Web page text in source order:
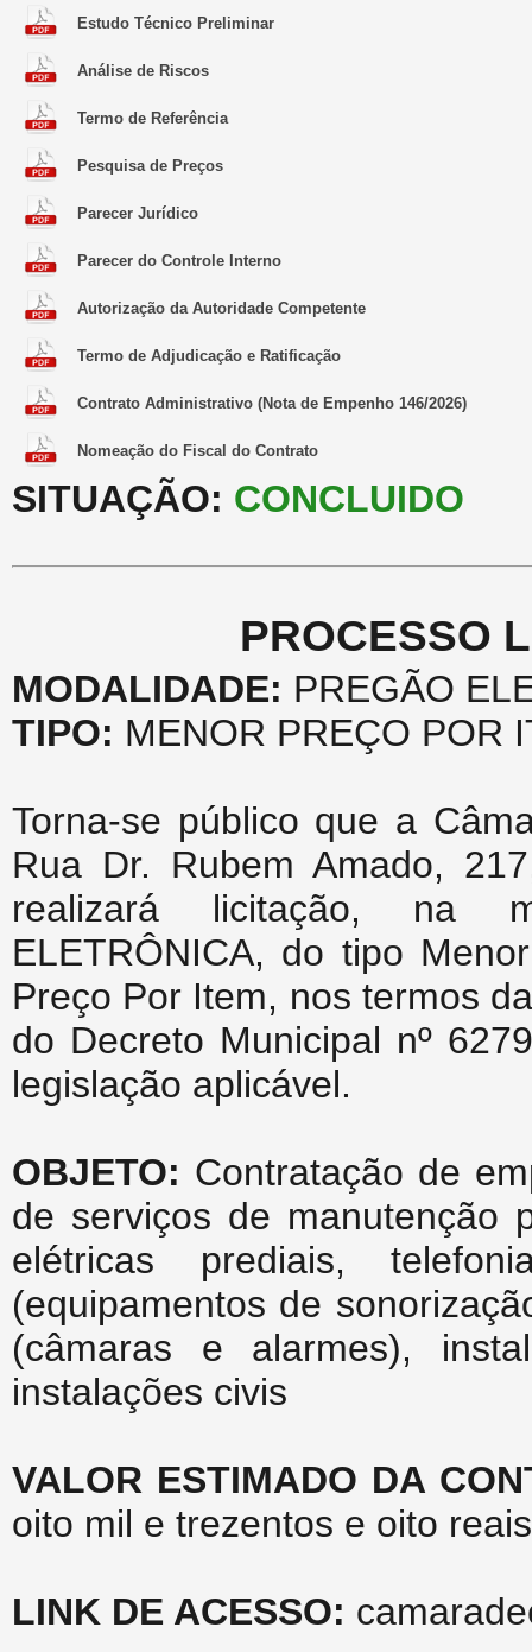
Estudo Técnico Preliminar
Análise de Riscos
Termo de Referência
Pesquisa de Preços
Parecer Jurídico
Parecer do Controle Interno
Autorização da Autoridade Competente
Termo de Adjudicação e Ratificação
Contrato Administrativo (Nota de Empenho 146/2026)
Nomeação do Fiscal do Contrato
SITUAÇÃO: CONCLUIDO
PROCESSO
MODALIDADE: PREGÃO
TIPO: MENOR PREÇO POR
Torna-se público que a
Rua Dr. Rubem Amado,
realizará licitação, na
ELETRÔNICA, do tipo
Preço Por Item, nos termos
do Decreto Municipal nº
legislação aplicável.
OBJETO: Contratação de
de serviços de manutenção
elétricas prediais,
(equipamentos de
(câmaras e alarmes),
instalações civis
VALOR ESTIMADO DA
oito mil e trezentos e oito
LINK DE ACESSO: